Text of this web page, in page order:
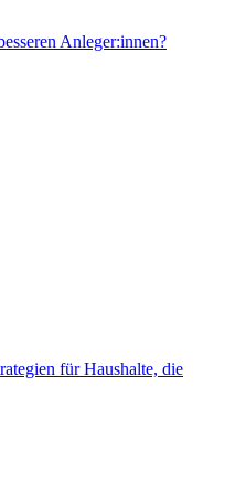
Anleger:innen?
für Haushalte, die